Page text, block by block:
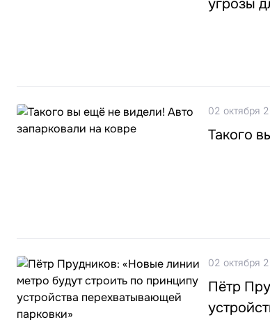
угрозы
02 октября
Такого
02 октября
Пётр